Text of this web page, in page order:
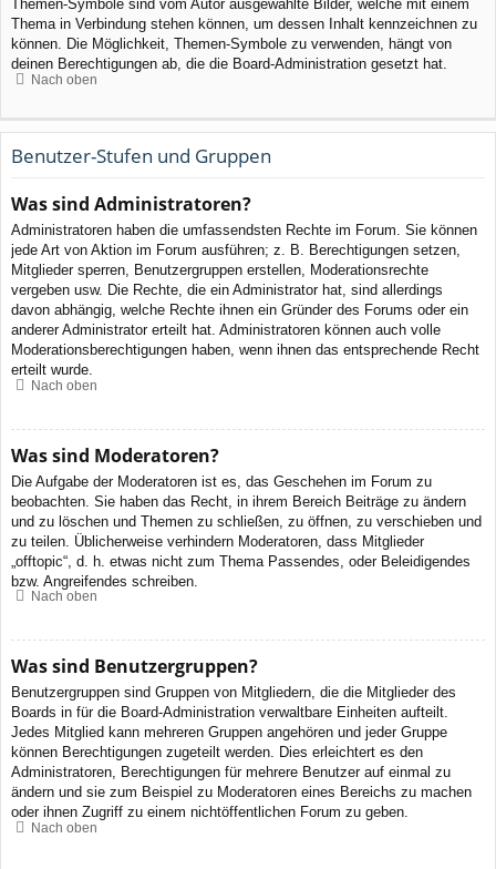
Themen-Symbole sind vom Autor ausgewählte Bilder, welche mit einem
Thema in Verbindung stehen können, um dessen Inhalt kennzeichnen zu
können. Die Möglichkeit, Themen-Symbole zu verwenden, hängt von
deinen Berechtigungen ab, die die Board-Administration gesetzt hat.
Nach oben
Benutzer-Stufen und Gruppen
Was sind Administratoren?
Administratoren haben die umfassendsten Rechte im Forum. Sie können
jede Art von Aktion im Forum ausführen; z. B. Berechtigungen setzen,
Mitglieder sperren, Benutzergruppen erstellen, Moderationsrechte
vergeben usw. Die Rechte, die ein Administrator hat, sind allerdings
davon abhängig, welche Rechte ihnen ein Gründer des Forums oder ein
anderer Administrator erteilt hat. Administratoren können auch volle
Moderationsberechtigungen haben, wenn ihnen das entsprechende Recht
erteilt wurde.
Nach oben
Was sind Moderatoren?
Die Aufgabe der Moderatoren ist es, das Geschehen im Forum zu
beobachten. Sie haben das Recht, in ihrem Bereich Beiträge zu ändern
und zu löschen und Themen zu schließen, zu öffnen, zu verschieben und
zu teilen. Üblicherweise verhindern Moderatoren, dass Mitglieder
„offtopic“, d. h. etwas nicht zum Thema Passendes, oder Beleidigendes
bzw. Angreifendes schreiben.
Nach oben
Was sind Benutzergruppen?
Benutzergruppen sind Gruppen von Mitgliedern, die die Mitglieder des
Boards in für die Board-Administration verwaltbare Einheiten aufteilt.
Jedes Mitglied kann mehreren Gruppen angehören und jeder Gruppe
können Berechtigungen zugeteilt werden. Dies erleichtert es den
Administratoren, Berechtigungen für mehrere Benutzer auf einmal zu
ändern und sie zum Beispiel zu Moderatoren eines Bereichs zu machen
oder ihnen Zugriff zu einem nichtöffentlichen Forum zu geben.
Nach oben